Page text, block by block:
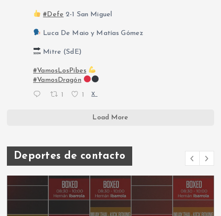
#Defe 2-1 San Miguel
Luca De Maio y Matías Gómez
Mitre (SdE)
#VamosLosPibes
#VamosDragón
X
Load More
Deportes de contacto